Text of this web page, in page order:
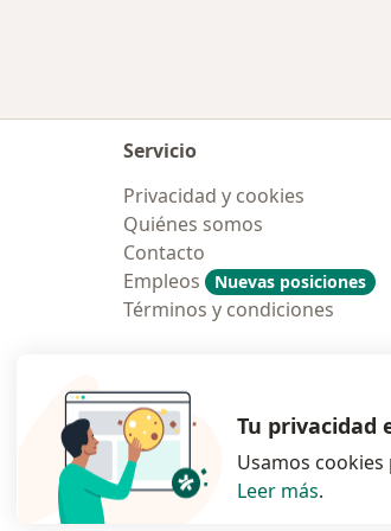
Servicio
Privacidad y cookies
Quiénes somos
Contacto
Empleos
Nuevas posiciones
Términos y condiciones
Polska
Tu privacidad
Usamos
Leer más.